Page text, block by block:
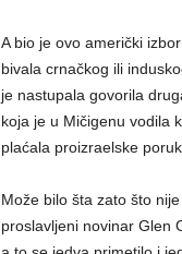
A bio je ovo američki
bivala crnačkog ili
je nastupala govorila
koja je u Mičigenu vodila
plaćala proizraelske
Može bilo šta zato što
proslavljeni novinar Glen